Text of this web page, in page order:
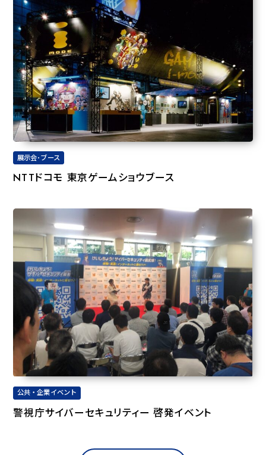
展示会･ブース
NTTドコモ 東京ゲームショウブース
公共・企業イベント
警視庁サイバーセキュリティー 啓発イベント